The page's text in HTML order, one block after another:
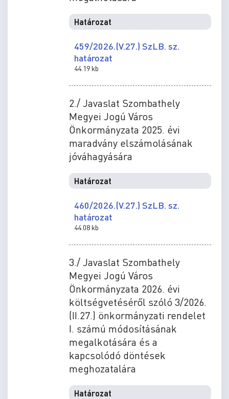
Határozat
459/2026.(V.27.) SzLB. sz.
határozat
44.19 kb
2./ Javaslat Szombathely
Megyei Jogú Város
Önkormányzata 2025. évi
maradvány elszámolásának
jóváhagyására
Határozat
460/2026.(V.27.) SzLB. sz.
határozat
44.08 kb
3./ Javaslat Szombathely
Megyei Jogú Város
Önkormányzata 2026. évi
költségvetéséről szóló 3/2026.
(II.27.) önkormányzati rendelet
I. számú módosításának
megalkotására és a
kapcsolódó döntések
meghozatalára
Határozat